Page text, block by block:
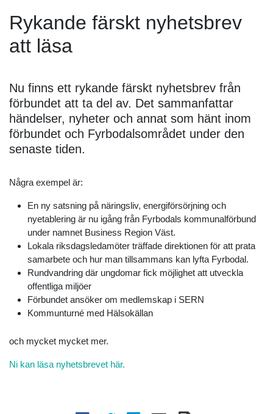
Rykande färskt nyhetsbrev
att läsa
Nu finns ett rykande färskt nyhetsbrev från
förbundet att ta del av. Det sammanfattar
händelser, nyheter och annat som hänt inom
förbundet och Fyrbodalsområdet under den
senaste tiden.
Några exempel är:
En ny satsning på näringsliv, energiförsörjning och
nyetablering är nu igång från Fyrbodals kommunalförbund
under namnet Business Region Väst.
Lokala riksdagsledamöter träffade direktionen för att prata
samarbete och hur man tillsammans kan lyfta Fyrbodal.
Rundvandring där ungdomar fick möjlighet att utveckla
offentliga miljöer
Förbundet ansöker om medlemskap i SERN
Kommunturné med Hälsokällan
och mycket mycket mer.
Ni kan läsa nyhetsbrevet här.